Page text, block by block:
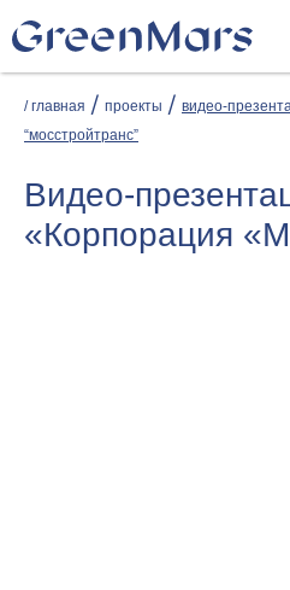
/ главная / проекты / видео-
“мосстройтранс”
Видео-
«Корпорация